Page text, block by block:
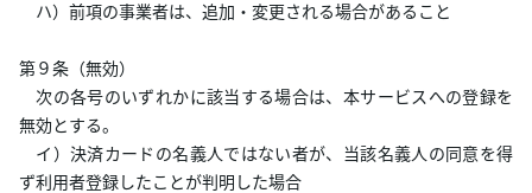
ハ）前項の事業者は、追加・変更される場合があること
第９条（無効）
次の各号のいずれかに該当する場合は、本サービスへの登録を
無効とする。
イ）決済カードの名義人ではない者が、当該名義人の同意を得
ず利用者登録したことが判明した場合